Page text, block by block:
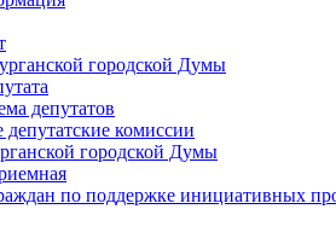
городской Думы
депутатов
комиссии
городской Думы
по поддержке инициативных